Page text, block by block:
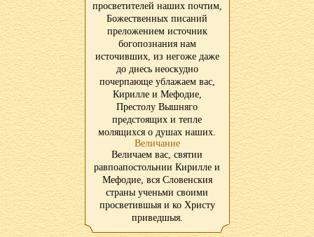
просветителей наших почтим,
Божественных писаний
преложением источник
богопознания нам
источивших, из негоже даже
до днесь неоскудно
почерпающе ублажаем вас,
Кирилле и Мефодие,
Престолу Вышняго
предстоящих и тепле
молящихся о душах наших.
Величание
Величаем вас, святии
равпоапостольнии Кирилле и
Мефодие, вся Словенския
страны ученьми своими
просветившыя и ко Христу
приведшыя.